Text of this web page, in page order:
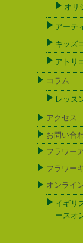
オリ
アーテ
キッズ
アトリ
コラム
レッス
アクセス
お問い合
フラワー
フラワー
オンライ
イギリ
ースオ